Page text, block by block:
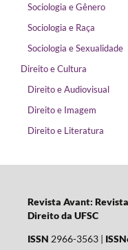
Sociologia e Gênero
Sociologia e Raça
Sociologia e Sexualidade
Direito e Cultura
Direito e Audiovisual
Direito e Imagem
Direito e Literatura
Revista Avant:
Direito da UFSC
ISSN 2966-3563 |